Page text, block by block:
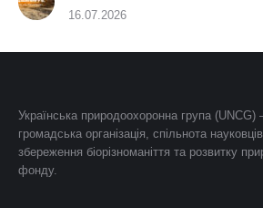
16.07.2026
Українська природоохоронна група (UNCG)
громадська організація, спільнота
збереження біорізноманіття та розвитку
фонду.